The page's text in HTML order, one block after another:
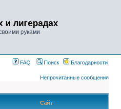
лигерадах
руками
FAQ Поиск Благодарности
Непрочитанные сообщения
Сайт